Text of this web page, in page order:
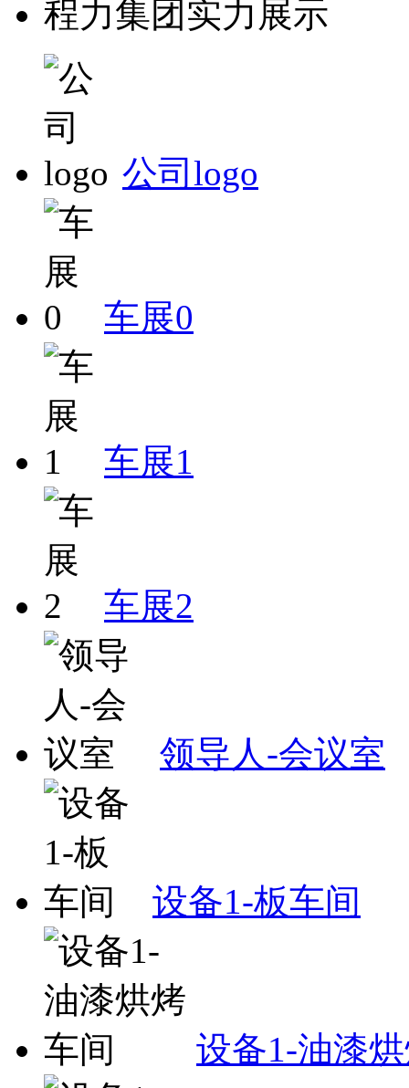
程力集团实力展示
公司logo
车展0
车展1
车展2
领导人-会议室
设备1-板车间
设备1-油漆